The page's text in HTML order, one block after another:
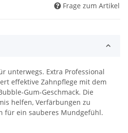
Frage zum Artikel
unterwegs. Extra Professional
effektive Zahnpflege mit dem
Gum-Geschmack. Die
helfen, Verfärbungen zu
für ein sauberes Mundgefühl.